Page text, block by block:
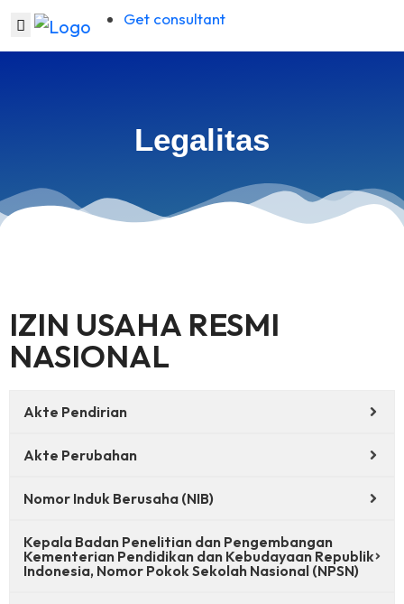
Get consultant
Legalitas
IZIN USAHA RESMI
NASIONAL
Akte Pendirian
Akte Perubahan
Nomor Induk Berusaha (NIB)
Kepala Badan Penelitian dan Pengembangan
Kementerian Pendidikan dan Kebudayaan Republik
Indonesia, Nomor Pokok Sekolah Nasional (NPSN)